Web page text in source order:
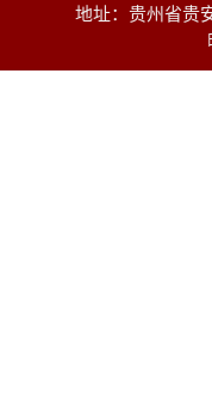
地址：贵州省贵